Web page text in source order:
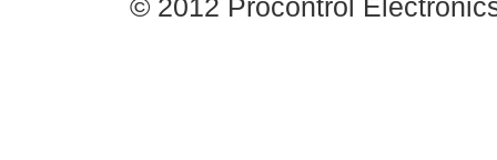
© 2012 Procontrol